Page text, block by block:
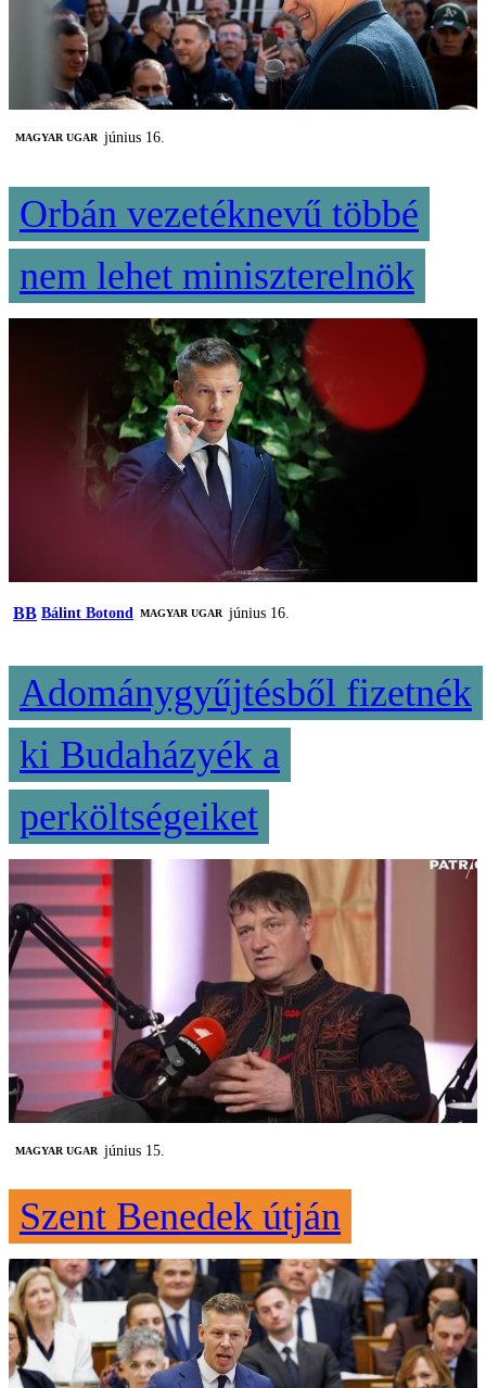
MAGYAR UGAR június 16.
Orbán vezetéknevű többé
nem lehet miniszterelnök
BB Bálint Botond MAGYAR UGAR június 16.
Adománygyűjtésből fizetnék
ki Budaházyék a
perköltségeiket
MAGYAR UGAR június 15.
Szent Benedek útján